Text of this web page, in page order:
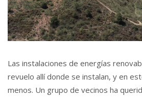
Las instalaciones de energías
revuelo allí donde se instalan, y en
menos. Un grupo de vecinos ha